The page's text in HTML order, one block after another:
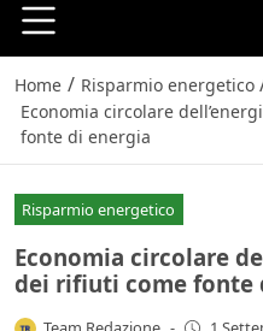
Home / Risparmio energetico
Economia circolare
fonte di energia
Risparmio energetico
Economia circolare
dei rifiuti come fonte